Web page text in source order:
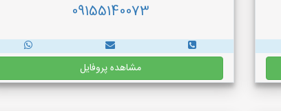
09155140073
مشاهده پروفایل